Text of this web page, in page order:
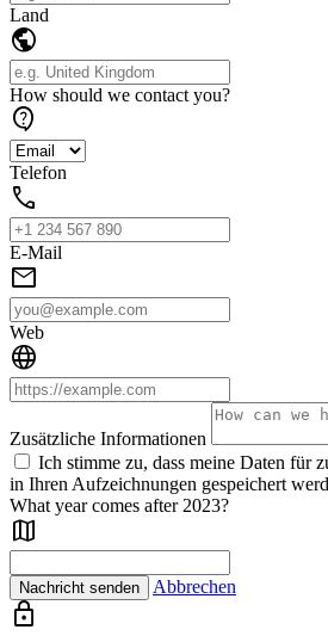
Land
public
How should we contact you?
contact_support
Telefon
call
E-Mail
mail
Web
language
Zusätzliche Informationen
Ich stimme zu, dass meine Daten für
in Ihren Aufzeichnungen gespeichert
What year comes after 2023?
map
Nachricht senden Abbrechen
lock